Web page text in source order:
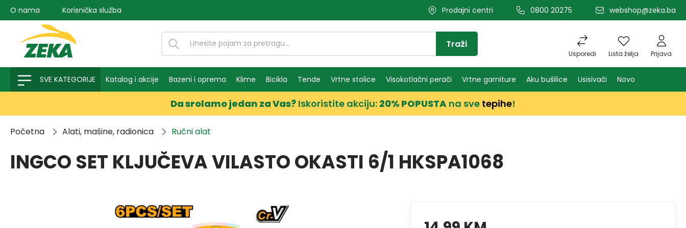
pretragu Preskoči na glavnu navigaciju
O nama Korisnička služba Prodajni centri 0800 20275 webshop@zeka.ba
Usporedi Lista želja Prijava
Traži
SVE KATEGORIJE Katalog i akcije Bazeni i oprema Klime Bicikla Tende Vrtne stolice Visokotlačni perači Vrtne garniture Aku bušilice Usisivači Novo
Da srolamo jedan za Vas? Iskoristite akciju: 20% POPUSTA na sve tepihe!
Početna Alati, mašine, radionica Ručni alat
INGCO SET KLJUČEVA VILASTO OKASTI 6/1 HKSPA1068